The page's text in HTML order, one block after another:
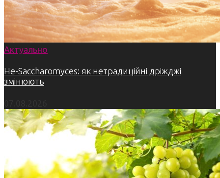
Актуально
Не-Saccharomyces: як нетрадиційні дріжджі
змінюють